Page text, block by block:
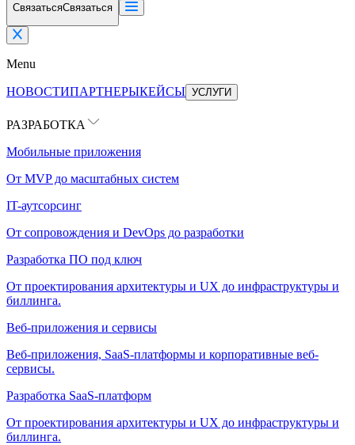
СвязатьсяСвязаться
Menu
НОВОСТИПАРТНЕРЫКЕЙСЫ УСЛУГИ
РАЗРАБОТКА
Мобильные приложения
От MVP до масштабных систем
IT-аутсорсинг
От сопровождения и DevOps до разработки
Разработка ПО под ключ
От проектирования архитектуры и UX до инфраструктуры и
биллинга.
Веб-приложения и сервисы
Веб-приложения, SaaS-платформы и корпоративные веб-
сервисы.
Разработка SaaS-платформ
От проектирования архитектуры и UX до инфраструктуры и
биллинга.